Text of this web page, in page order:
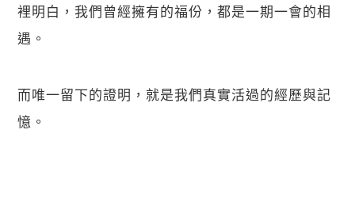
裡明白，我們曾經擁有的福份，都是一期一會的相
遇。
而唯一留下的證明，就是我們真實活過的經歷與記
憶。